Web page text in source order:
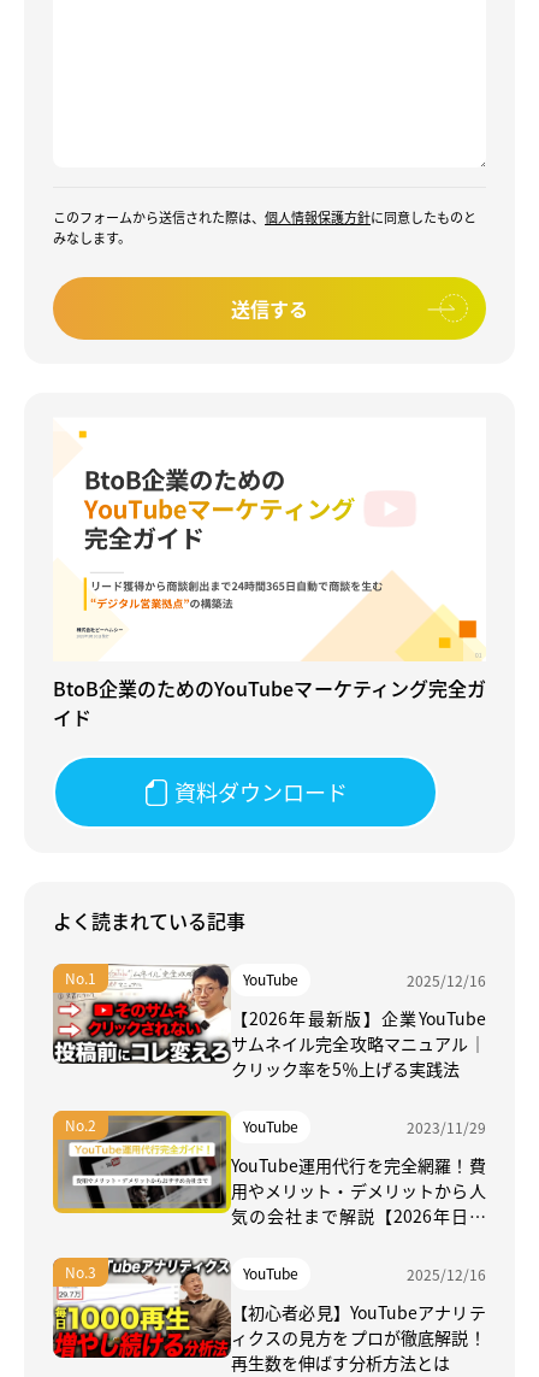
このフォームから送信された際は、 個人情報保護方針に同意したものと
みなします。
BtoB企業のためのYouTubeマーケティング完全ガ
イド
資料ダウンロード
よく読まれている記事
YouTube 2025/12/16
【2026年最新版】企業YouTube
サムネイル完全攻略マニュアル｜
クリック率を5％上げる実践法
YouTube 2023/11/29
YouTube運用代行を完全網羅！費
用やメリット・デメリットから人
気の会社まで解説【2026年日本
YouTube 2025/12/16
【初心者必見】YouTubeアナリテ
ィクスの見方をプロが徹底解説！
再生数を伸ばす分析方法とは